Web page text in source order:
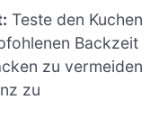
Teste den Kuchen
Backzeit
zu vermeiden
zu